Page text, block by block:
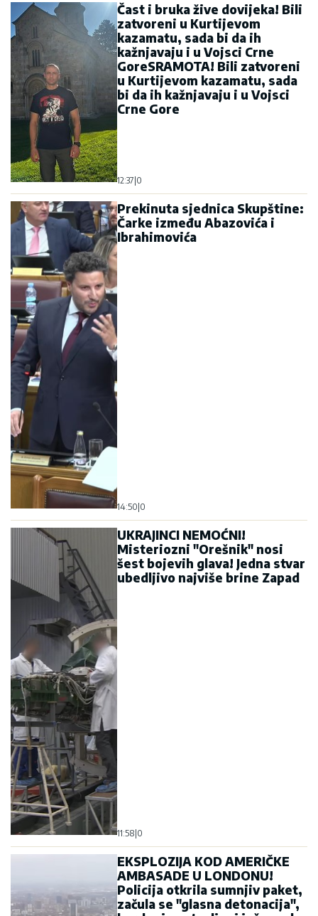
Čast i bruka žive dovijeka! Bili
zatvoreni u Kurtijevom
kazamatu, sada bi da ih
kažnjavaju i u Vojsci Crne
GoreSRAMOTA! Bili zatvoreni
u Kurtijevom kazamatu, sada
bi da ih kažnjavaju i u Vojsci
Crne Gore
12:37|0
Prekinuta sjednica Skupštine:
Čarke između Abazovića i
Ibrahimovića
14:50|0
UKRAJINCI NEMOĆNI!
Misteriozni "Orešnik" nosi
šest bojevih glava! Jedna stvar
ubedljivo najviše brine Zapad
11:58|0
EKSPLOZIJA KOD AMERIČKE
AMBASADE U LONDONU!
Policija otkrila sumnjiv paket,
začula se "glasna detonacija",